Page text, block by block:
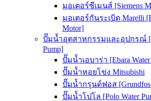
มอเตอร์ซีเมนส์ [Siemens
มอเตอร์กันระเบิด Marelli
Motor]
ปั๊มน้ำอุตสาหกรรมและอุปกรณ์
Pump]
ปั๊มน้ำเอบาร่า [Ebara Water
ปั๊มน้ำหอยโข่ง Mitsubishi
ปั๊มน้ำกรุนด์ฟอส [Grundfos
ปั๊มน้ำโปโล [Polo Water